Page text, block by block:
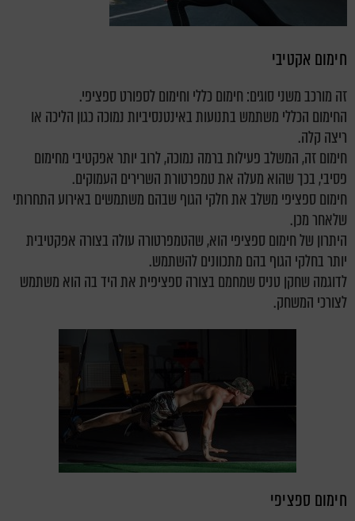
חימום אקטיבי
זה מורכב משני סוגים: חימום כללי וחימום לספורט ספציפי.
החימום הכללי משתמש בתנועות באינטנסיביות נמוכה כגון הליכה או
ריצה קלה.
חימום זה, המשלב פעילות ברמה נמוכה, לרוב יותר אפקטיבי מחימום
פסיבי, בכך שהוא מעלה את טמפרטורת השרירים העמוקים.
חימום ספציפי משלב את חלקי הגוף שבהם משתמשים באירוע התחרותי
שלאחר מכן.
היתרון של חימום ספציפי הוא, שהטמפרטורה עולה בצורה אפקטיבית
יותר בחלקי הגוף בהם מתכוונים להשתמש.
לדוגמה שחקן טניס שמחמם בצורה ספציפית את היד בה הוא משתמש
לצורכי המשחק.
חימום ספציפי